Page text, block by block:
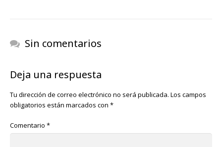
Sin comentarios
Deja una respuesta
Tu dirección de correo electrónico no será publicada. Los campos
obligatorios están marcados con *
Comentario *